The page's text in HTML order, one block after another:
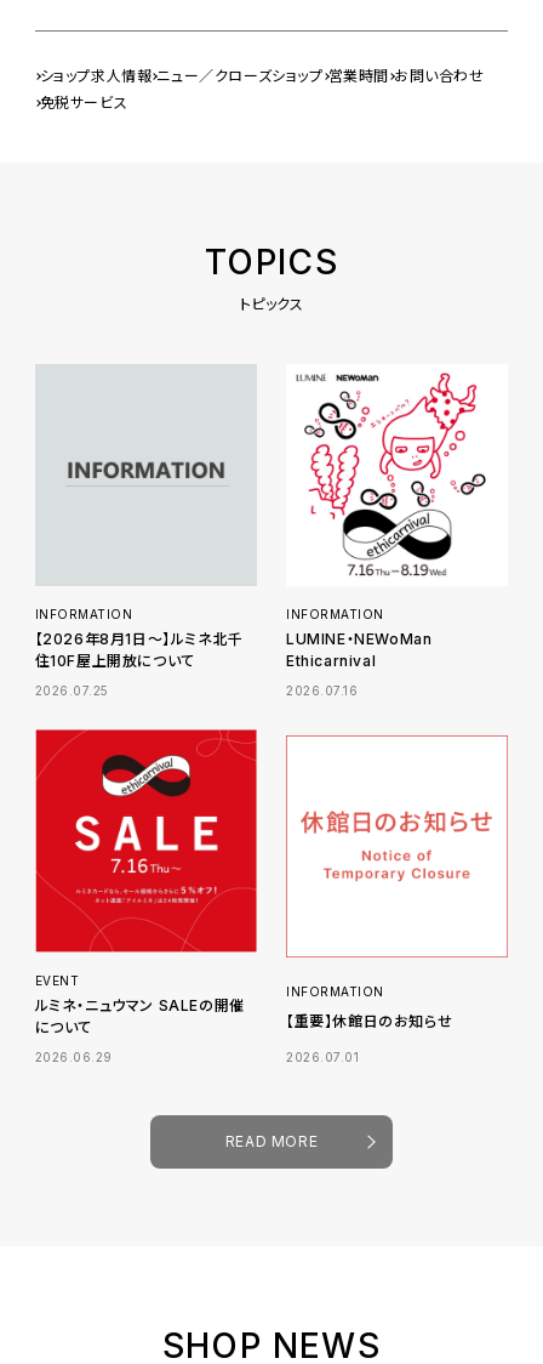
ショップ求人情報 ニュー／クローズショップ 営業時間 お問い合わせ
免税サービス
TOPICS
トピックス
INFORMATION
【2026年8月1日～】ルミネ北千
住10F屋上開放について
2026.07.25
INFORMATION
LUMINE・NEWoMan
Ethicarnival
2026.07.16
EVENT
ルミネ・ニュウマン SALEの開催
について
2026.06.29
INFORMATION
【重要】休館日のお知らせ
2026.07.01
READ MORE
SHOP NEWS